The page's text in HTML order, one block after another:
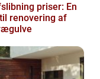
priser: En
renovering af